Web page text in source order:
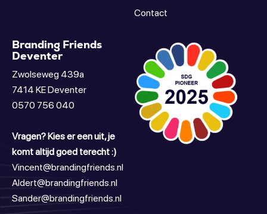
Contact
Branding Friends
Deventer
Zwolseweg 439a
7414 KE Deventer
0570 756 040
Vragen? Kies er een uit, je
komt altijd goed terecht :)
Vincent@brandingfriends.nl
Aldert@brandingfriends.nl
Sander@brandingfriends.nl